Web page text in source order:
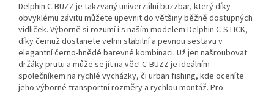
Delphin C-BUZZ je takzvaný univerzální buzzbar, který díky
obvyklému závitu můžete upevnit do většiny běžně dostupných
vidliček. Výborně si rozumí i s naším modelem Delphin C-STICK,
díky čemuž dostanete velmi stabilní a pevnou sestavu v
elegantní černo-hnědé barevné kombinaci. Už jen našroubovat
držáky prutu a může se jít na věc! C-BUZZ je ideálním
společníkem na rychlé vycházky, či urban fishing, kde oceníte
jeho výborné transportní rozměry a rychlou montáž. Pro